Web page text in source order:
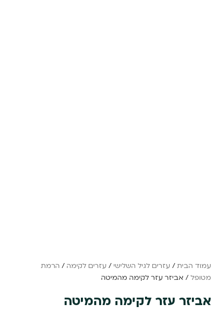
עמוד הבית / עזרים לגיל השלישי / עזרים לקימה / הרמת
מטופל / אביזר עזר לקימה מהמיטה
אביזר עזר לקימה מהמיטה